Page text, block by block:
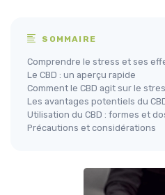
SOMMAIRE
Comprendre le stress et ses
Le CBD : un aperçu rapide
Comment le CBD agit sur le
Les avantages potentiels du
Utilisation du CBD : formes et
Précautions et considérations